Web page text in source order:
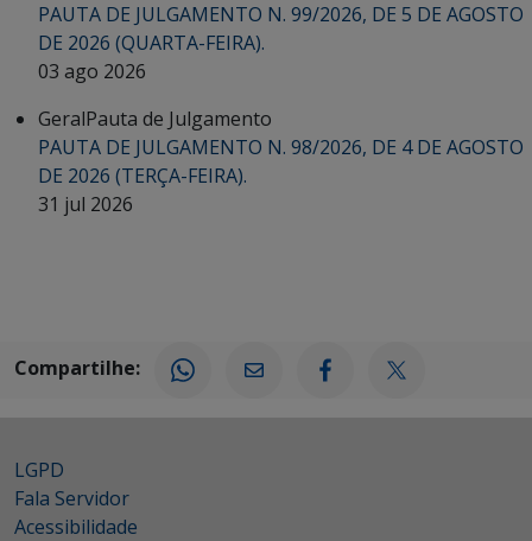
PAUTA DE JULGAMENTO N. 99/2026, DE 5 DE AGOSTO
DE 2026 (QUARTA-FEIRA).
03 ago 2026
GeralPauta de Julgamento
PAUTA DE JULGAMENTO N. 98/2026, DE 4 DE AGOSTO
DE 2026 (TERÇA-FEIRA).
31 jul 2026
Compartilhe:
LGPD
Fala Servidor
Acessibilidade